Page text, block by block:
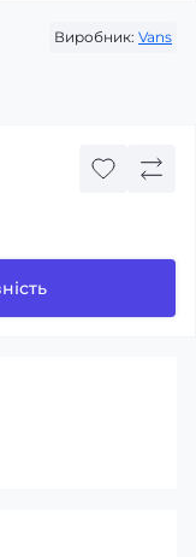
Виробник: Vans